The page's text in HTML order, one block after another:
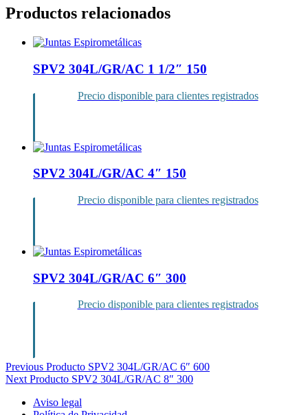
Productos relacionados
SPV2 304L/GR/AC 1 1/2″ 150
Precio disponible para clientes registrados
SPV2 304L/GR/AC 4″ 150
Precio disponible para clientes registrados
SPV2 304L/GR/AC 6″ 300
Precio disponible para clientes registrados
Navegación
de
entradas
Previous Producto SPV2 304L/GR/AC 6″ 600
Next Producto SPV2 304L/GR/AC 8″ 300
Aviso legal